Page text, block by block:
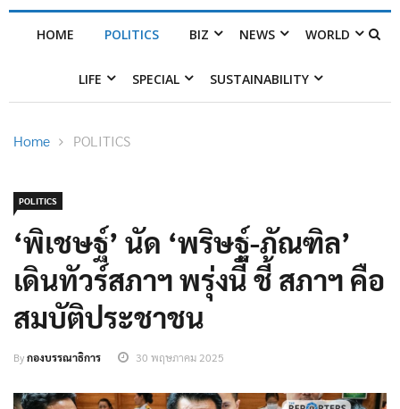
HOME POLITICS BIZ NEWS WORLD
LIFE SPECIAL SUSTAINABILITY
Home POLITICS
POLITICS
‘พิเชษฐ์’ นัด ‘พริษฐ์-ภัณฑิล’
เดินทัวร์สภาฯ พรุ่งนี้ ชี้ สภาฯ คือ
สมบัติประชาชน
Byกองบรรณาธิการ 30 พฤษภาคม 2025